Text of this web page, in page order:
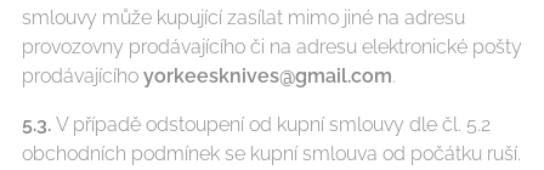
smlouvy může kupující zasílat mimo jiné na adresu
provozovny prodávajícího či na adresu elektronické pošty
prodávajícího yorkeesknives@gmail.com.
5.3. V případě odstoupení od kupní smlouvy dle čl. 5.2
obchodních podmínek se kupní smlouva od počátku ruší.